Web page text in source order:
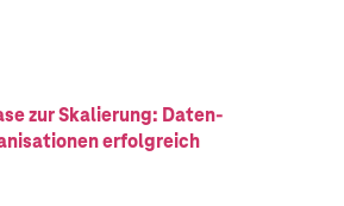
zur Skalierung: Daten-
erfolgreich